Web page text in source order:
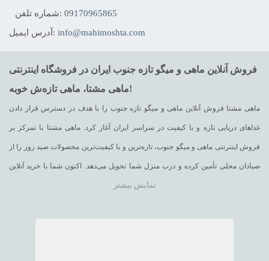
شماره تلفن: 09170965865
آدرس ایمیل: info@mahimoshta.com
فروش آنلاین ماهی و میگو تازه جنوب ایران در فروشگاه اینترنتی
ماهی مشتا، ماهی تازه‌ش خوبه!
ماهی مشتا فروش آنلاین ماهی و میگو تازه جنوب را با هدف در دسترس قرار دادن
غذاهای دریایی تازه و با کیفیت در سراسر ایران آغاز کرد. ماهی مشتا با تمرکز بر
فروش اینترنتی ماهی و میگو جنوب، تازه‌ترین و با کیفیت‌ترین محصولات صید روز را از
صیادان محلی تأمین کرده و درب منزل شما تحویل می‌دهد. اکنون شما با خرید آنلاین
ماهی و میگو می‌توانید صید تازه‌ی دریای عمان و خلیج فارس را در سفره‌ی خود داشته
نمایش بیشتر